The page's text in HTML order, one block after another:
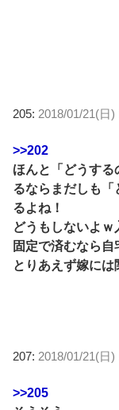
205: 2018/01/21(日)
>>202
ほんと「どうする
るならまだしも「
るよね！
どうもしないよ
固定で済むなら
とりあえず嫁に
207: 2018/01/21(日)
>>205